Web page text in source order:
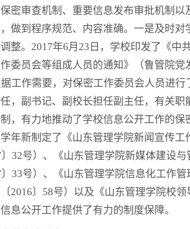
密审查机制、重要信息发布审批机制以
做到程序规范、内容准确。一是及时对
整。2017年6月23日，学校印发了《中
委员会等组成人员的通知》（鲁管院党
工作需要，对保密工作委员会人员进行
，副书记、副校长担任副主任，有关职
，有力地推动了学校信息公开工作的保
年新制定了《山东管理学院新闻宣传工
32号）、《山东管理学院新媒体建设与
33号）、《山东管理学院信息化工作管
2016〕58号）以及《山东管理学院校领
息公开工作提供了有力的制度保障。